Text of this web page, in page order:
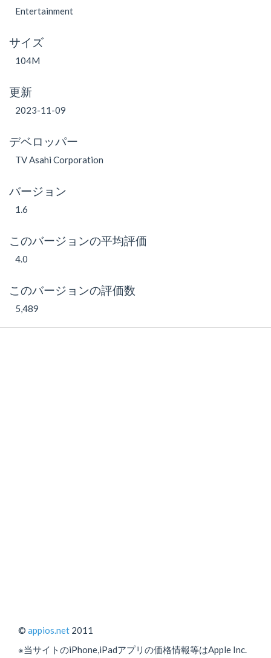
Entertainment
サイズ
104M
更新
2023-11-09
デベロッパー
TV Asahi Corporation
バージョン
1.6
このバージョンの平均評価
4.0
このバージョンの評価数
5,489
© appios.net 2011
※当サイトのiPhone,iPadアプリの価格情報等はApple Inc.